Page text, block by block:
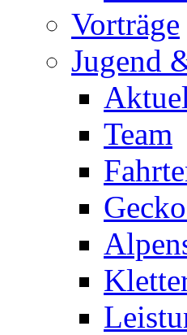
Vorträge
Jugend
Team